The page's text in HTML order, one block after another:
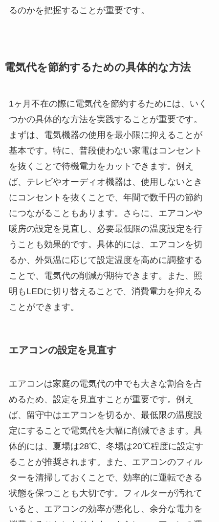
るのかを把握することが重要です。
電気代を節約するための具体的な方法
1ヶ月不在の際に電気代を節約するためには、いく
つかの具体的な方法を実践することが重要です。
まずは、電気機器の使用を最小限に抑えることが
基本です。特に、普段使わない家電はコンセント
を抜くことで待機電力をカットできます。例え
ば、テレビやオーディオ機器は、使用しないとき
にコンセントを抜くことで、年間で数千円の節約
につながることもあります。さらに、エアコンや
暖房の設定を見直し、必要最低限の温度設定を行
うことも効果的です。具体的には、エアコンを切
るか、外気温に応じて設定温度を高めに調整する
ことで、電気代の削減が期待できます。また、照
明もLEDに切り替えることで、消費電力を抑える
ことができます。
エアコンの設定を見直す
エアコンは家庭の電気代の中でも大きな割合を占
めるため、設定を見直すことが重要です。例え
ば、留守中はエアコンを切るか、最低限の温度設
定にすることで電気代を大幅に削減できます。具
体的には、夏場は28℃、冬場は20℃程度に設定す
ることが推奨されます。また、エアコンのフィル
ターを清掃しておくことで、効率的に運転できる
状態を保つことも大切です。フィルターが汚れて
いると、エアコンの効率が悪化し、余分な電力を